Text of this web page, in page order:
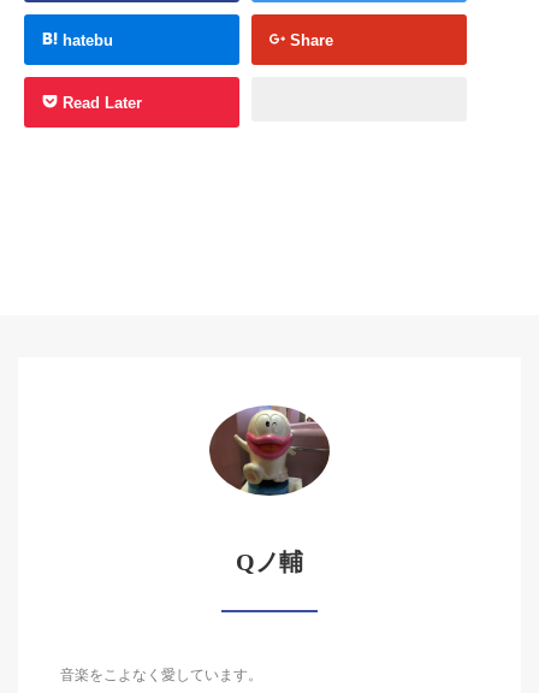
hatebu Share
Read Later
Qノ輔
音楽をこよなく愛しています。